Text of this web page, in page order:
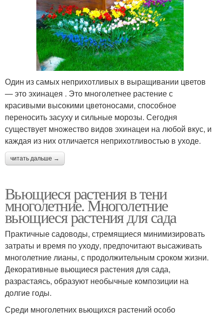
Один из самых неприхотливых в выращивании цветов
— это эхинацея . Это многолетнее растение с
красивыми высокими цветоносами, способное
переносить засуху и сильные морозы. Сегодня
существует множество видов эхинацеи на любой вкус, и
каждая из них отличается неприхотливостью в уходе.
читать дальше →
Вьющиеся растения в тени
многолетние. Многолетние
вьющиеся растения для сада
Практичные садоводы, стремящиеся минимизировать
затраты и время по уходу, предпочитают высаживать
многолетние лианы, с продолжительным сроком жизни.
Декоративные вьющиеся растения для сада,
разрастаясь, образуют необычные композиции на
долгие годы.
Среди многолетних вьющихся растений особо